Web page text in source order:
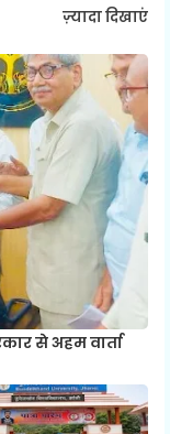
ज़्यादा दिखाएं
से अहम वार्ता